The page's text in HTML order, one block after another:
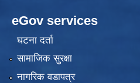
eGov services
घटना दर्ता
सामाजिक सुरक्षा
नागरिक वडापत्र